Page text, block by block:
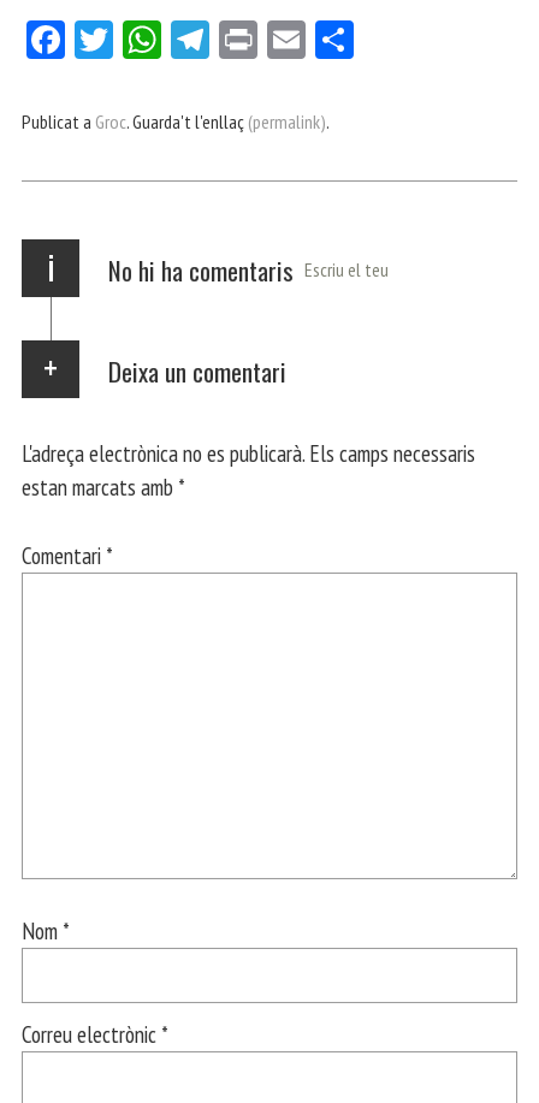
Fa
bo
Tw
er
W
ts
p
Te
gr
m
Pri E
ail
ei
Publicat a Groc. Guarda't l'enllaç (permalink).
i No hi ha comentaris Escriu el teu
Deixa un comentari
L'adreça electrònica no es publicarà. Els camps necessaris
estan marcats amb *
Comentari *
Nom *
Correu electrònic *